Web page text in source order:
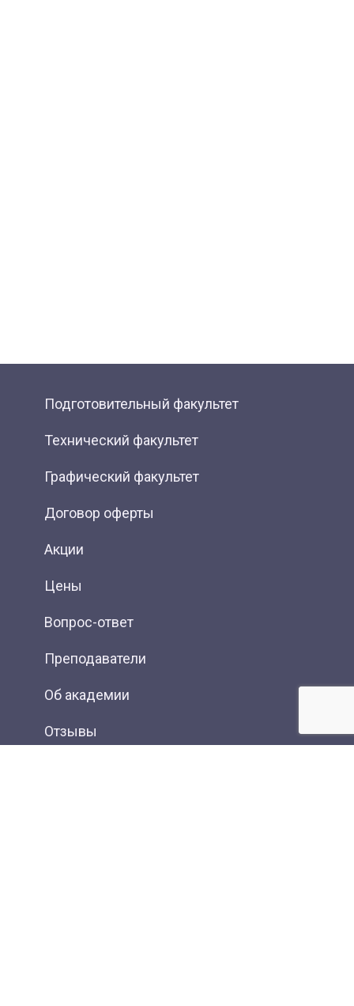
Подготовительный факультет
Технический факультет
Графический факультет
Договор оферты
Акции
Цены
Вопрос-ответ
Преподаватели
Об академии
Отзывы